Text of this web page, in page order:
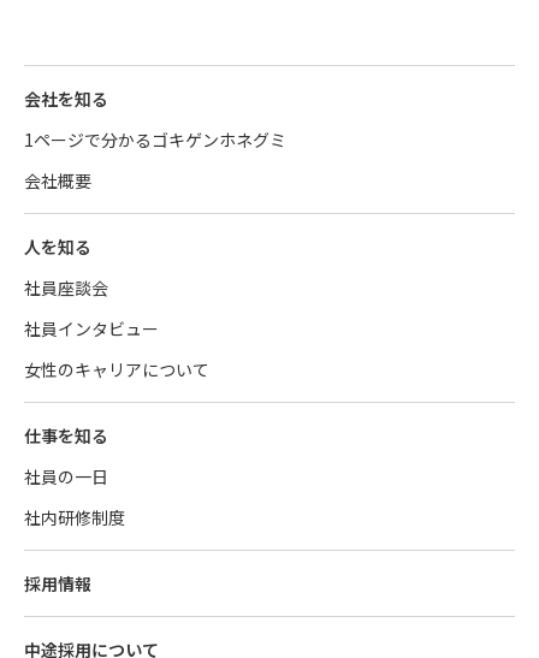
会社を知る
1ページで分かるゴキゲンホネグミ
会社概要
人を知る
社員座談会
社員インタビュー
女性のキャリアについて
仕事を知る
社員の一日
社内研修制度
採用情報
中途採用について